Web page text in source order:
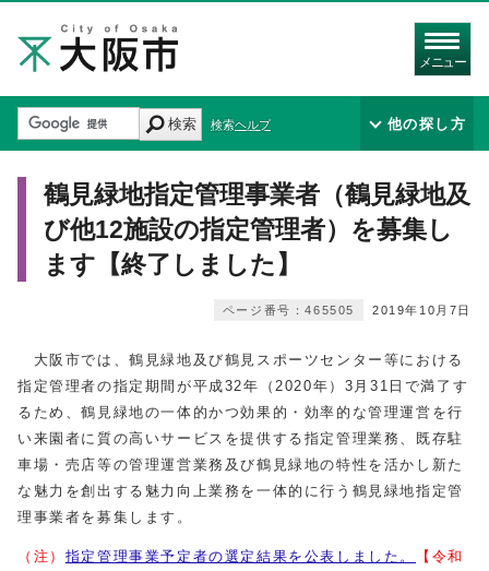
メニュー
検索 検索ヘルプ 他の探し方
鶴見緑地指定管理事業者（鶴見緑地及
び他12施設の指定管理者）を募集し
ます【終了しました】
2019年10月7日
ページ番号：465505
大阪市では、鶴見緑地及び鶴見スポーツセンター等における
指定管理者の指定期間が平成32年（2020年）3月31日で満了す
るため、鶴見緑地の一体的かつ効果的・効率的な管理運営を行
い来園者に質の高いサービスを提供する指定管理業務、既存駐
車場・売店等の管理運営業務及び鶴見緑地の特性を活かし新た
な魅力を創出する魅力向上業務を一体的に行う鶴見緑地指定管
理事業者を募集します。
（注） 指定管理事業予定者の選定結果を公表しました。
【令和